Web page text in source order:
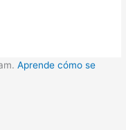
Aprende cómo se